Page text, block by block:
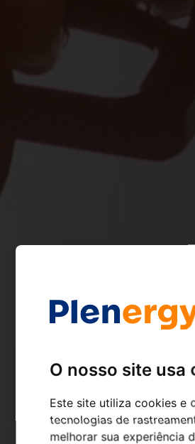
O nosso site usa
Este site utiliza cookies e
tecnologias de
melhorar sua experiência